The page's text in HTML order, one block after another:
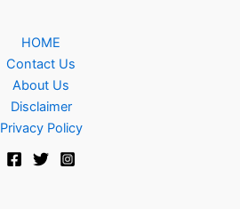
HOME
Contact Us
About Us
Disclaimer
Privacy Policy